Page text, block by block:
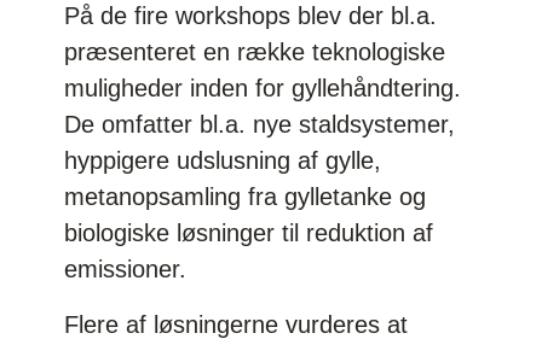
På de fire workshops blev der bl.a.
præsenteret en række teknologiske
muligheder inden for gyllehåndtering.
De omfatter bl.a. nye staldsystemer,
hyppigere udslusning af gylle,
metanopsamling fra gylletanke og
biologiske løsninger til reduktion af
emissioner.
Flere af løsningerne vurderes at